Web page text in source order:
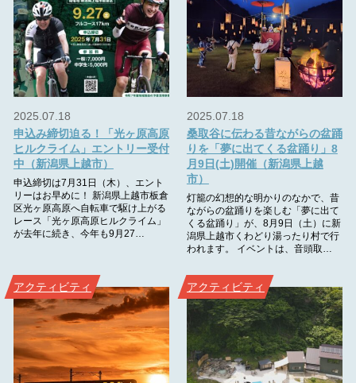
2025.07.18
申込み締切迫る！「光ヶ原高原
ヒルクライム」エントリー受付
中（新潟県上越市）
申込締切は7月31日（木）、エント
リーはお早めに！ 新潟県上越市板倉
区光ヶ原高原へ自転車で駆け上がる
レース「光ヶ原高原ヒルクライム」
が去年に続き、今年も9月27…
2025.07.18
桑取谷に伝わる昔ながらの盆踊
りを「夢に出てくる盆踊り」8
月9日(土)開催（新潟県上越
市）
灯籠の幻想的な明かりのなかで、昔
ながらの盆踊りを楽しむ「夢に出て
くる盆踊り」が、8月9日（土）に新
潟県上越市くわどり湯ったり村で行
われます。 イベントは、音頭取…
アクティビティ アクティビティ